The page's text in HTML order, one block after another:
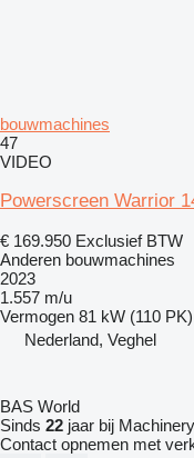
bouwmachines
47
VIDEO
Powerscreen Warrior
€ 169.950 Exclusief BTW
Anderen bouwmachines
2023
1.557 m/u
Vermogen 81 kW (110 PK)
Nederland, Veghel
BAS World
Sinds 22 jaar bij
Contact opnemen met